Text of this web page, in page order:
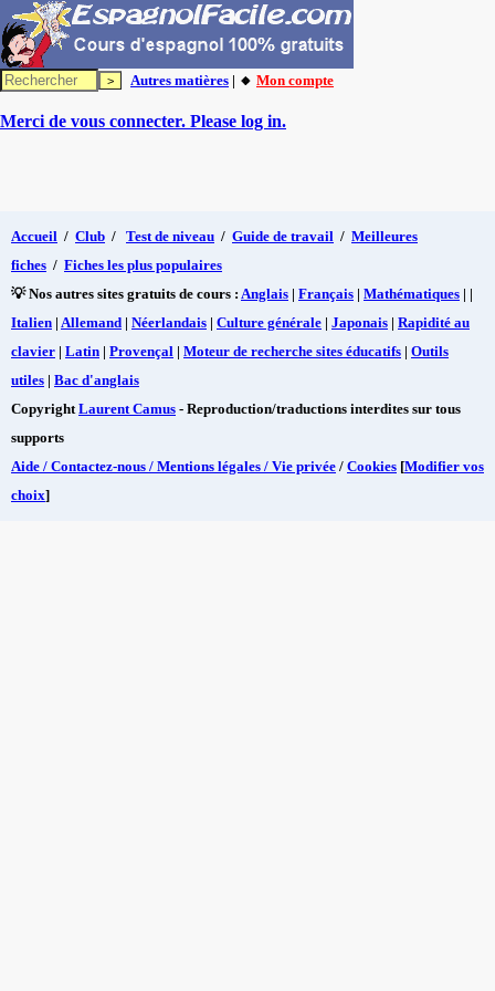
Autres matières | 🔸 Mon compte
Merci de vous connecter. Please log in.
Accueil / Club / Test de niveau / Guide de travail / Meilleures
fiches / Fiches les plus populaires
💡 Nos autres sites gratuits de cours : Anglais | Français | Mathématiques | |
Italien | Allemand | Néerlandais | Culture générale | Japonais | Rapidité au
clavier | Latin | Provençal | Moteur de recherche sites éducatifs | Outils
utiles | Bac d'anglais
CopyrightLaurent Camus - Reproduction/traductions interdites sur tous
supports
Aide / Contactez-nous / Mentions légales / Vie privée / Cookies [Modifier vos
choix]